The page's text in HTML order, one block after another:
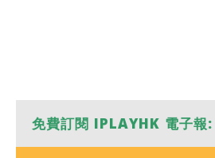
免費訂閱 IPLAYHK 電子報: